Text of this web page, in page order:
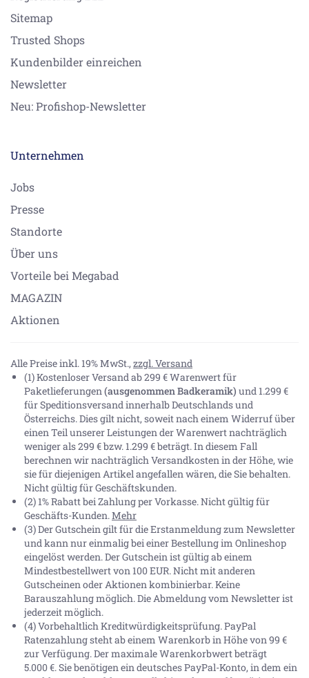
Sitemap
Trusted Shops
Kundenbilder einreichen
Newsletter
Neu: Profishop-Newsletter
Unternehmen
Jobs
Presse
Standorte
Über uns
Vorteile bei Megabad
MAGAZIN
Aktionen
Alle Preise inkl. 19% MwSt., zzgl. Versand
(1) Kostenloser Versand ab 299 € Warenwert für
Paketlieferungen(ausgenommen Badkeramik) und 1.299 €
für Speditionsversand innerhalb Deutschlands und
Österreichs. Dies gilt nicht, soweit nach einem Widerruf über
einen Teil unserer Leistungen der Warenwert nachträglich
weniger als 299 € bzw. 1.299 € beträgt. In diesem Fall
berechnen wir nachträglich Versandkosten in der Höhe, wie
sie für diejenigen Artikel angefallen wären, die Sie behalten.
Nicht gültig für Geschäftskunden.
(2) 1% Rabatt bei Zahlung per Vorkasse. Nicht gültig für
Geschäfts-Kunden.Mehr
(3) Der Gutschein gilt für die Erstanmeldung zum Newsletter
und kann nur einmalig bei einer Bestellung im Onlineshop
eingelöst werden. Der Gutschein ist gültig ab einem
Mindestbestellwert von 100 EUR. Nicht mit anderen
Gutscheinen oder Aktionen kombinierbar. Keine
Barauszahlung möglich. Die Abmeldung vom Newsletter ist
jederzeit möglich.
(4) Vorbehaltlich Kreditwürdigkeitsprüfung. PayPal
Ratenzahlung steht ab einem Warenkorb in Höhe von99 €
zur Verfügung. Der maximale Warenkorbwert beträgt
5.000 €. Sie benötigen ein deutsches PayPal-Konto, in dem ein